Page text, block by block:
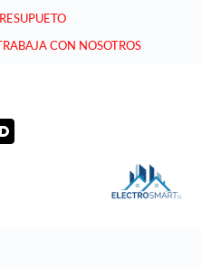
CON NOSOTROS